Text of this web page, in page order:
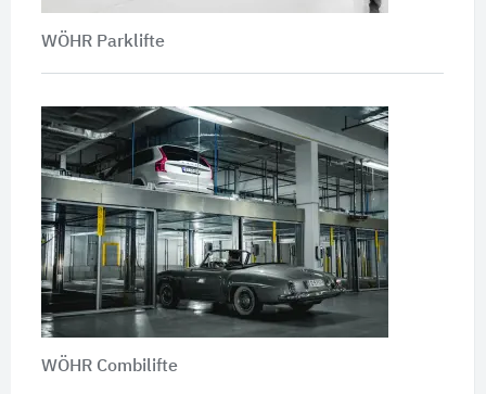
WÖHR Parklifte
WÖHR Combilifte